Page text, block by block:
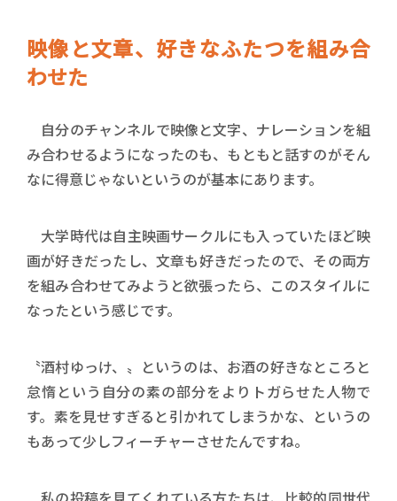
映像と文章、好きなふたつを組み合
わせた
自分のチャンネルで映像と文字、ナレーションを組
み合わせるようになったのも、もともと話すのがそん
なに得意じゃないというのが基本にあります。
大学時代は自主映画サークルにも入っていたほど映
画が好きだったし、文章も好きだったので、その両方
を組み合わせてみようと欲張ったら、このスタイルに
なったという感じです。
〝酒村ゆっけ、〟というのは、お酒の好きなところと
怠惰という自分の素の部分をよりトガらせた人物で
す。素を見せすぎると引かれてしまうかな、というの
もあって少しフィーチャーさせたんですね。